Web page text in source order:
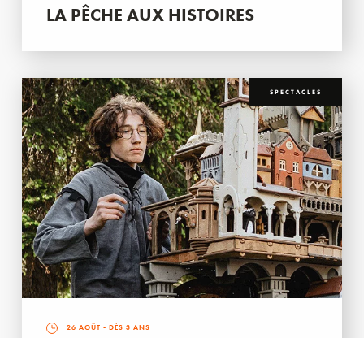
LA PÊCHE AUX HISTOIRES
SPECTACLES
26 AOÛT - DÈS 3 ANS